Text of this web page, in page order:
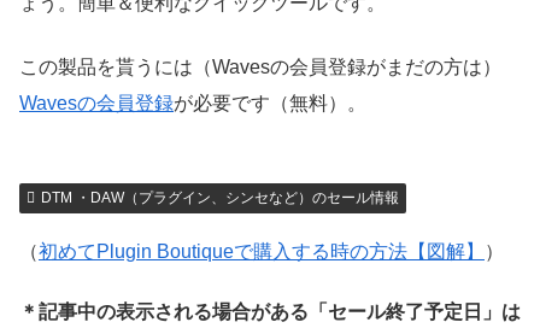
この製品を貰うには（Wavesの会員登録がまだの方は）
Wavesの会員登録が必要です（無料）。
DTM ・DAW（プラグイン、シンセなど）のセール情報
（初めてPlugin Boutiqueで購入する時の方法【図解】 ）
＊記事中の表示される場合がある「セール終了予定日」は